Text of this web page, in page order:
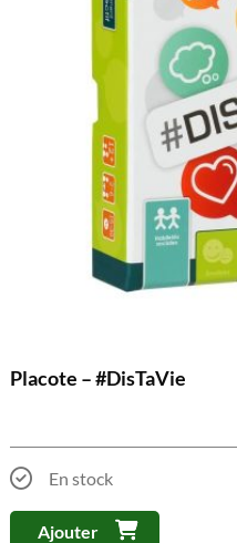
Placote – #DisTaVie
En stock
Ajouter